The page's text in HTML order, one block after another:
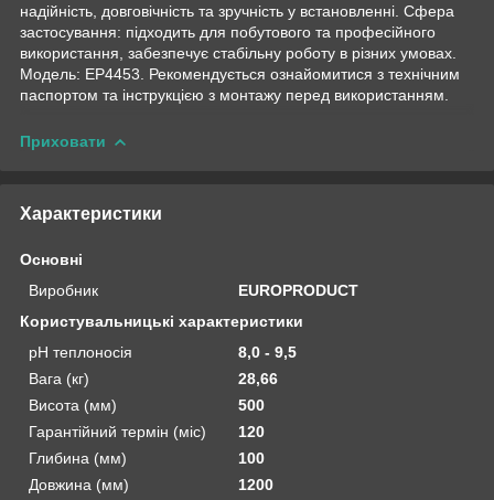
надійність, довговічність та зручність у встановленні. Сфера
застосування: підходить для побутового та професійного
використання, забезпечує стабільну роботу в різних умовах.
Модель: EP4453. Рекомендується ознайомитися з технічним
паспортом та інструкцією з монтажу перед використанням.
Приховати
Характеристики
Основні
Виробник
EUROPRODUCT
Користувальницькі характеристики
pH теплоносія
8,0 - 9,5
Вага (кг)
28,66
Висота (мм)
500
Гарантійний термін (міс)
120
Глибина (мм)
100
Довжина (мм)
1200